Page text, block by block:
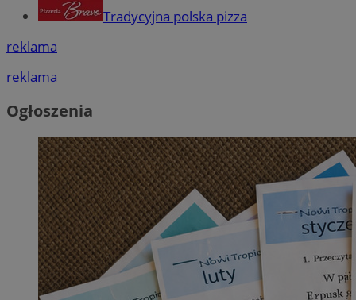
Tradycyjna polska pizza
reklama
reklama
Ogłoszenia